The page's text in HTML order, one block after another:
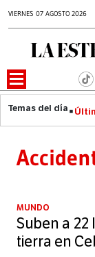
VIERNES 07 AGOSTO 2026
MUNDO
Suben a
tierra en